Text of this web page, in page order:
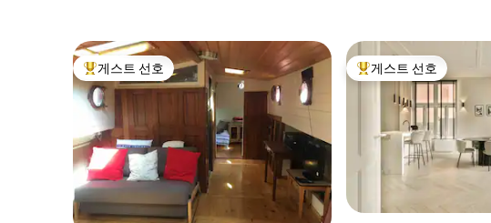
상위 게스트 선호
게스트 선호 상위 게스트 선호
게스트 선호